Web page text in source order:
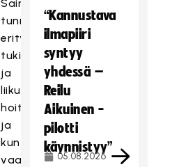
Sairaala
tunnetaan
erityisesti
tuki-
ja
liikuntaelinten
hoitoa
ja
kuntoutusta
vaativista
“Kannustava
ilmapiiri
syntyy
yhdessä –
Reilu
Aikuinen -
pilotti
käynnistyy”
05.08.2026